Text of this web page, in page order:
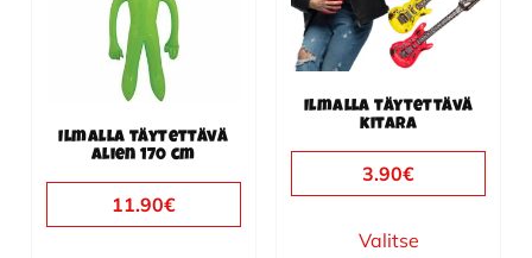
Ilmalla täytettävä
alien 170 cm
11.90€
Ilmalla täytettävä
kitara
3.90€
Valitse
muunnelma.
Voit
tehdä
valinnat